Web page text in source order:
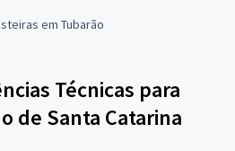
em Tubarão
Técnicas para
de Santa Catarina